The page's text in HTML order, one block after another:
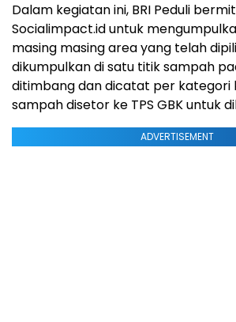
Dalam kegiatan ini, BRI Peduli
Socialimpact.id untuk
masing masing area yang telah
dikumpulkan di satu titik sampah
ditimbang dan dicatat per kategori
sampah disetor ke TPS GBK untuk
ADVERTISEMENT